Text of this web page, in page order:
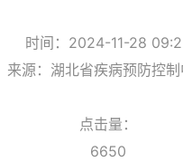
时间：2024-11-28
来源：湖北省疾病预防控
点击量：
6650